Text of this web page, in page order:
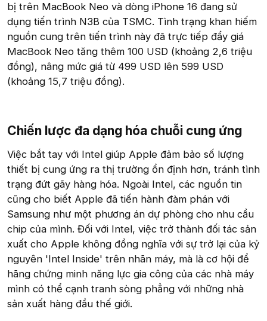
bị trên MacBook Neo và dòng iPhone 16 đang sử
dụng tiến trình N3B của TSMC. Tình trạng khan hiếm
nguồn cung trên tiến trình này đã trực tiếp đẩy giá
MacBook Neo tăng thêm 100 USD (khoảng 2,6 triệu
đồng), nâng mức giá từ 499 USD lên 599 USD
(khoảng 15,7 triệu đồng).
Chiến lược đa dạng hóa chuỗi cung ứng​
Việc bắt tay với Intel giúp Apple đảm bảo số lượng
thiết bị cung ứng ra thị trường ổn định hơn, tránh tình
trạng đứt gãy hàng hóa. Ngoài Intel, các nguồn tin
cũng cho biết Apple đã tiến hành đàm phán với
Samsung như một phương án dự phòng cho nhu cầu
chip của mình. Đối với Intel, việc trở thành đối tác sản
xuất cho Apple không đồng nghĩa với sự trở lại của kỷ
nguyên 'Intel Inside' trên nhãn máy, mà là cơ hội để
hãng chứng minh năng lực gia công của các nhà máy
mình có thể cạnh tranh sòng phẳng với những nhà
sản xuất hàng đầu thế giới.